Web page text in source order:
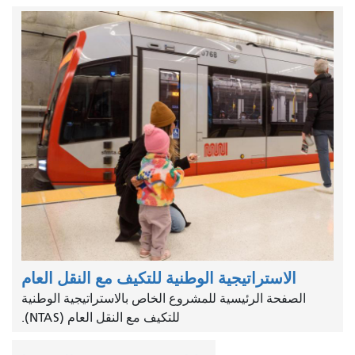
الاستراتيجية الوطنية للتكيف مع النقل العام
الصفحة الرئيسية للمشروع الخاص بالاستراتيجية الوطنية
للتكيف مع النقل العام (NTAS).